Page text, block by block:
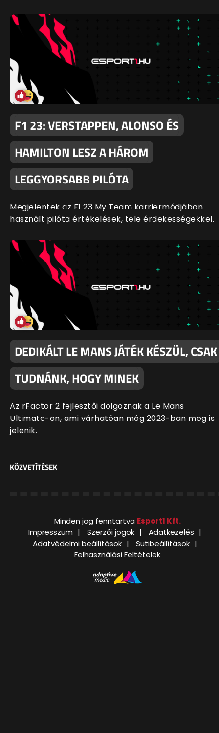
F1 23: VERSTAPPEN, ALONSO ÉS
HAMILTON LESZ A HÁROM
LEGGYORSABB PILÓTA
Megjelentek az F1 23 My Team karriermódjában
használt pilóta értékelések, tele érdekességekkel.
DEDIKÁLT LE MANS JÁTÉK KÉSZÜL, CSAK
TUDNÁNK, HOGY MINEK
Az rFactor 2 fejlesztői dolgoznak a Le Mans
Ultimate-en, ami várhatóan még 2023-ban meg is
jelenik.
KÖZVETÍTÉSEK
Minden jog fenntartva Esport1 Kft.
Impresszum
Szerzői jogok
Adatkezelés
Adatvédelmi beállítások
Sütibeállítások
Felhasználási Feltételek